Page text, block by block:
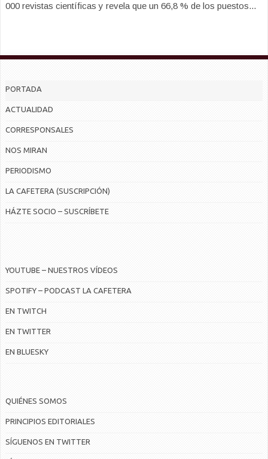
000 revistas científicas y revela que un 66,8 % de los puestos...
PORTADA
ACTUALIDAD
CORRESPONSALES
NOS MIRAN
PERIODISMO
LA CAFETERA (SUSCRIPCIÓN)
HÁZTE SOCIO – SUSCRÍBETE
YOUTUBE – NUESTROS VÍDEOS
SPOTIFY – PODCAST LA CAFETERA
EN TWITCH
EN TWITTER
EN BLUESKY
QUIÉNES SOMOS
PRINCIPIOS EDITORIALES
SÍGUENOS EN TWITTER